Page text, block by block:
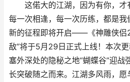
这偌大的江湖，因为有你，才
每一次相逢，每一次历练，都是我
新的征程即将开启——《神雕侠侣
敌”将于5月29日正式上线！本次
塞外深处的隐秘之地“蝴蝶谷”迎战
长突破随之而来。江湖多风雨，愿